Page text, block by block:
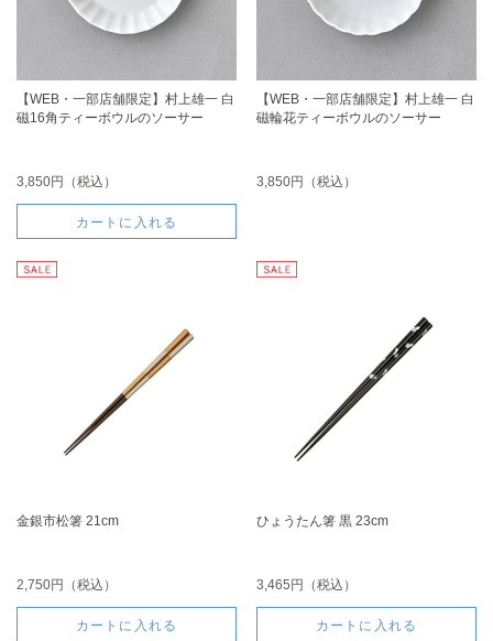
【WEB・一部店舗限定】村上雄一 白
磁16角ティーボウルのソーサー
3,850円（税込）
カートに入れる
【WEB・一部店舗限定】村上雄一 白
磁輪花ティーボウルのソーサー
3,850円（税込）
金銀市松箸 21cm
2,750円（税込）
カートに入れる
ひょうたん箸 黒 23cm
3,465円（税込）
カートに入れる